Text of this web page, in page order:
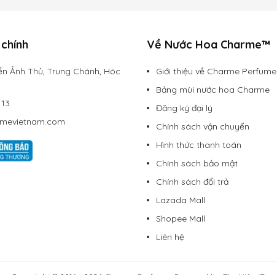
Charme Pink Girl 75ml
quần áo.
Ảnh Thủ, Trung Chánh, Hóc
Về Nước Hoa Charme™
Giới thiệu về Charme Perfume
Bảng mùi nước hoa Charme
Đăng ký đại lý
Chính sách vận chuyển
Hình thức thanh toán
Chính sách bảo mật
Chính sách đổi trả
Lazada Mall
Shopee Mall
Liên hệ